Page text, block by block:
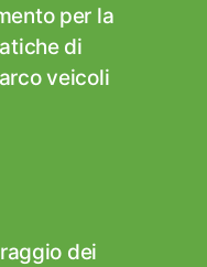
per la
di
veicoli
dei